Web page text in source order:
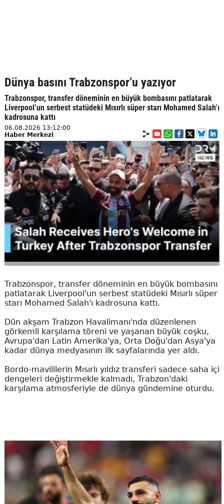
Dünya basını Trabzonspor’u yazıyor
Trabzonspor, transfer döneminin en büyük bombasını patlatarak
Liverpool’un serbest statüdeki Mısırlı süper starı Mohamed Salah’ı
kadrosuna kattı
06.08.2026 13:12:00
Haber Merkezi
Trabzonspor, transfer döneminin en büyük bombasını
patlatarak Liverpool'un serbest statüdeki Mısırlı süper
starı Mohamed Salah'ı kadrosuna kattı.
Dün akşam Trabzon Havalimanı'nda düzenlenen
görkemli karşılama töreni ve yaşanan büyük coşku,
Avrupa'dan Latin Amerika'ya, Orta Doğu'dan Asya'ya
kadar dünya medyasının ilk sayfalarında yer aldı.
Bordo-mavililerin Mısırlı yıldız transferi sadece saha içi
dengeleri değiştirmekle kalmadı, Trabzon'daki
karşılama atmosferiyle de dünya gündemine oturdu.